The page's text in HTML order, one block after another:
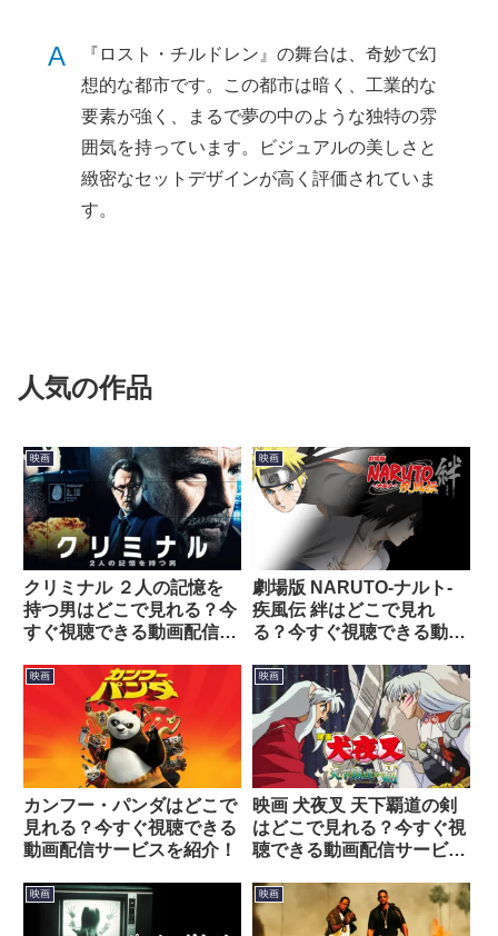
A
『ロスト・チルドレン』の舞台は、奇妙で幻
想的な都市です。この都市は暗く、工業的な
要素が強く、まるで夢の中のような独特の雰
囲気を持っています。ビジュアルの美しさと
緻密なセットデザインが高く評価されていま
す。
人気の作品
映画
クリミナル ２人の記憶を
持つ男はどこで見れる？今
すぐ視聴できる動画配信サ
映画
劇場版 NARUTO-ナルト-
疾風伝 絆はどこで見れ
る？今すぐ視聴できる動画
映画
カンフー・パンダはどこで
見れる？今すぐ視聴できる
動画配信サービスを紹介！
映画
映画 犬夜叉 天下覇道の剣
はどこで見れる？今すぐ視
聴できる動画配信サービス
映画 映画